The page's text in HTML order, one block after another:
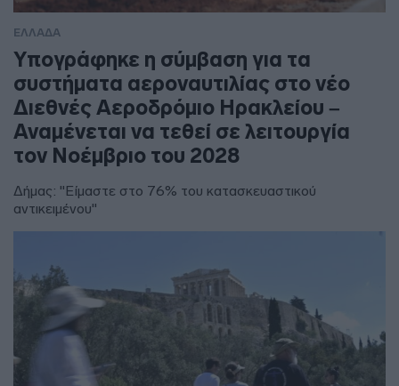
ΕΛΛΑΔΑ
Υπογράφηκε η σύμβαση για τα
συστήματα αεροναυτιλίας στο νέο
Διεθνές Αεροδρόμιο Ηρακλείου –
Αναμένεται να τεθεί σε λειτουργία
τον Νοέμβριο του 2028
Δήμας: "Είμαστε στο 76% του κατασκευαστικού
αντικειμένου"